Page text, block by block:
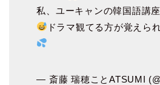
私、ユーキャンの韓国語講
ドラマ観てる方が覚えら
— 斎藤 瑞穂ことATSUMI